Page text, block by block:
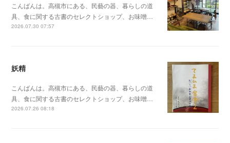
こんばんは。高槻市にある、民藝の器、暮らしの道
具、食に関する古書のセレクトショップ、お味噌…
2026.07.30 07:57
妖精
こんばんは。高槻市にある、民藝の器、暮らしの道
具、食に関する古書のセレクトショップ、お味噌…
2026.07.26 08:18